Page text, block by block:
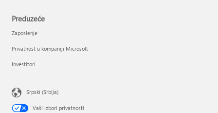
Preduzeće
Zaposlenje
Privatnost u kompaniji Microsoft
Investitori
Srpski (Srbija)
Vaši izbori privatnosti